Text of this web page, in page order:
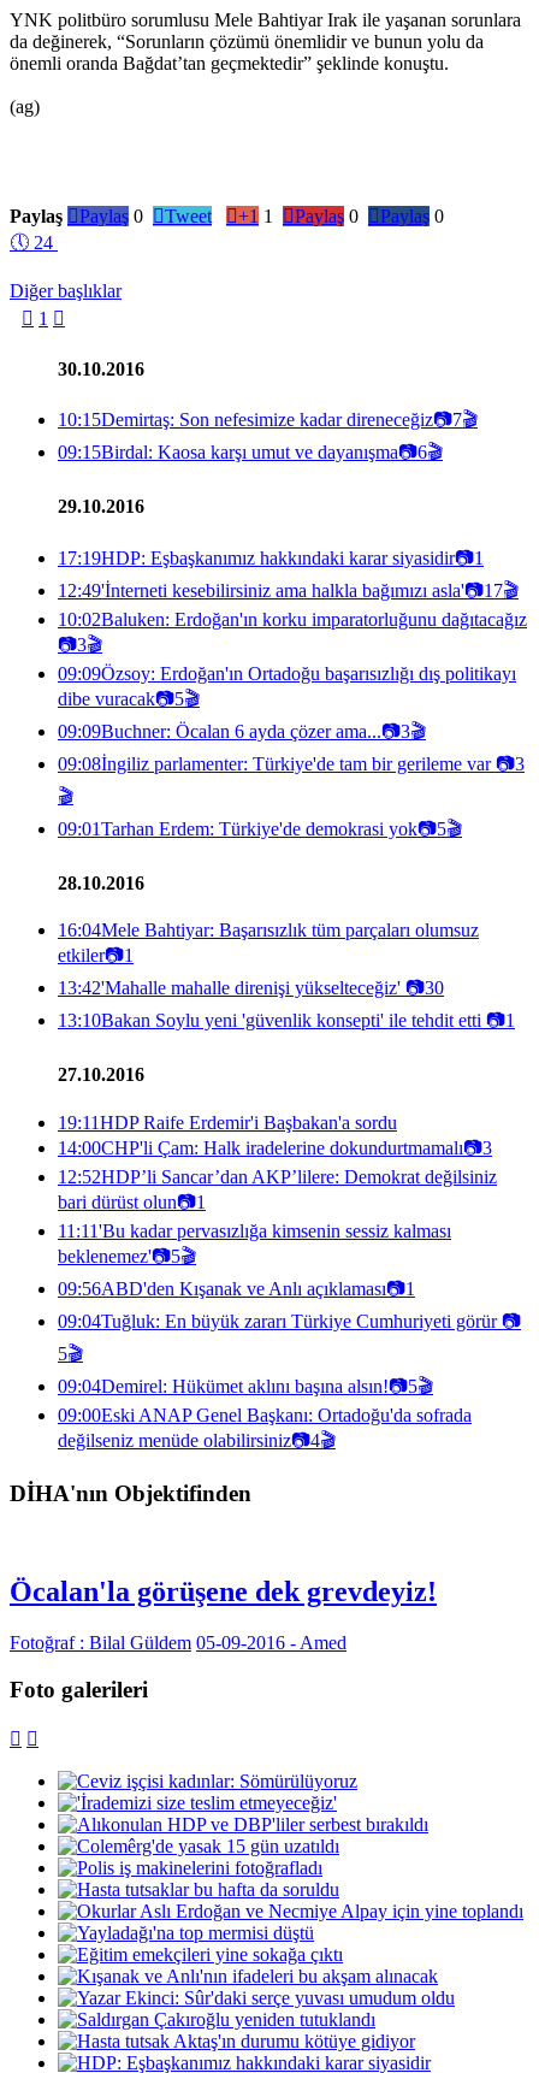
YNK politbüro sorumlusu Mele Bahtiyar Irak ile yaşanan sorunlara
da değinerek, “Sorunların çözümü önemlidir ve bunun yolu da
önemli oranda Bağdat’tan geçmektedir” şeklinde konuştu.
(ag)
Paylaş Paylaş 0 Tweet +1 1 Paylaş 0 Paylaş 0
🕔 24
Diğer başlıklar
 1 
30.10.2016
10:15Demirtaş: Son nefesimize kadar direneceğiz📷7🎬
09:15Birdal: Kaosa karşı umut ve dayanışma📷6🎬
29.10.2016
17:19HDP: Eşbaşkanımız hakkındaki karar siyasidir📷1
12:49'İnterneti kesebilirsiniz ama halkla bağımızı asla'📷17🎬
10:02Baluken: Erdoğan'ın korku imparatorluğunu dağıtacağız
📷3🎬
09:09Özsoy: Erdoğan'ın Ortadoğu başarısızlığı dış politikayı
dibe vuracak📷5🎬
09:09Buchner: Öcalan 6 ayda çözer ama...📷3🎬
09:08İngiliz parlamenter: Türkiye'de tam bir gerileme var📷3
🎬
09:01Tarhan Erdem: Türkiye'de demokrasi yok📷5🎬
28.10.2016
16:04Mele Bahtiyar: Başarısızlık tüm parçaları olumsuz
etkiler📷1
13:42'Mahalle mahalle direnişi yükselteceğiz' 📷30
13:10Bakan Soylu yeni 'güvenlik konsepti' ile tehdit etti 📷1
27.10.2016
19:11HDP Raife Erdemir'i Başbakan'a sordu
14:00CHP'li Çam: Halk iradelerine dokundurtmamalı📷3
12:52HDP’li Sancar’dan AKP’lilere: Demokrat değilsiniz
bari dürüst olun📷1
11:11'Bu kadar pervasızlığa kimsenin sessiz kalması
beklenemez'📷5🎬
09:56ABD'den Kışanak ve Anlı açıklaması📷1
09:04Tuğluk: En büyük zararı Türkiye Cumhuriyeti görür📷
5🎬
09:04Demirel: Hükümet aklını başına alsın!📷5🎬
09:00Eski ANAP Genel Başkanı: Ortadoğu'da sofrada
değilseniz menüde olabilirsiniz📷4🎬
DİHA'nın Objektifinden
Öcalan'la görüşene dek grevdeyiz!
Fotoğraf : Bilal Güldem 05-09-2016 - Amed
Foto galerileri
 